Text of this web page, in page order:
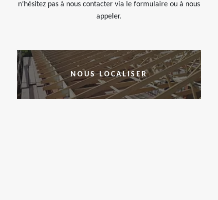
n’hésitez pas à nous contacter via le formulaire ou à nous
appeler.
NOUS LOCALISER